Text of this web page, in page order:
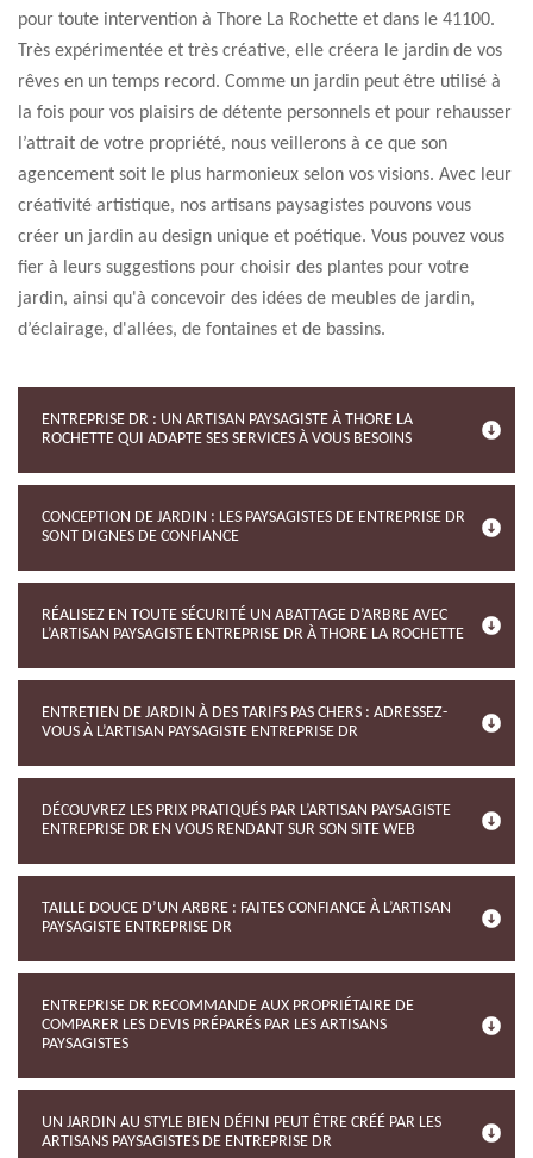
pour toute intervention à Thore La Rochette et dans le 41100.
Très expérimentée et très créative, elle créera le jardin de vos
rêves en un temps record. Comme un jardin peut être utilisé à
la fois pour vos plaisirs de détente personnels et pour rehausser
l’attrait de votre propriété, nous veillerons à ce que son
agencement soit le plus harmonieux selon vos visions. Avec leur
créativité artistique, nos artisans paysagistes pouvons vous
créer un jardin au design unique et poétique. Vous pouvez vous
fier à leurs suggestions pour choisir des plantes pour votre
jardin, ainsi qu'à concevoir des idées de meubles de jardin,
d’éclairage, d'allées, de fontaines et de bassins.
ENTREPRISE DR : UN ARTISAN PAYSAGISTE À THORE LA
ROCHETTE QUI ADAPTE SES SERVICES À VOUS BESOINS
CONCEPTION DE JARDIN : LES PAYSAGISTES DE ENTREPRISE DR
SONT DIGNES DE CONFIANCE
RÉALISEZ EN TOUTE SÉCURITÉ UN ABATTAGE D’ARBRE AVEC
L’ARTISAN PAYSAGISTE ENTREPRISE DR À THORE LA ROCHETTE
ENTRETIEN DE JARDIN À DES TARIFS PAS CHERS : ADRESSEZ-
VOUS À L’ARTISAN PAYSAGISTE ENTREPRISE DR
DÉCOUVREZ LES PRIX PRATIQUÉS PAR L’ARTISAN PAYSAGISTE
ENTREPRISE DR EN VOUS RENDANT SUR SON SITE WEB
TAILLE DOUCE D’UN ARBRE : FAITES CONFIANCE À L’ARTISAN
PAYSAGISTE ENTREPRISE DR
ENTREPRISE DR RECOMMANDE AUX PROPRIÉTAIRE DE
COMPARER LES DEVIS PRÉPARÉS PAR LES ARTISANS
PAYSAGISTES
UN JARDIN AU STYLE BIEN DÉFINI PEUT ÊTRE CRÉÉ PAR LES
ARTISANS PAYSAGISTES DE ENTREPRISE DR